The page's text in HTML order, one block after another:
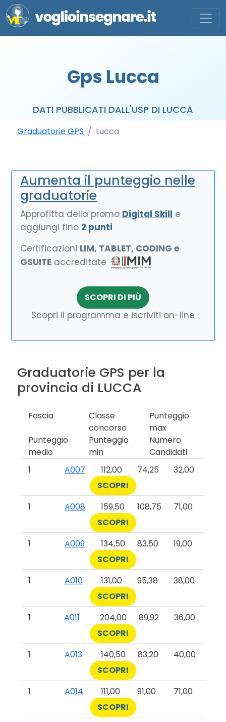
Gps Lucca
DATI PUBBLICATI DALL'USP DI LUCCA
Graduatorie GPS Lucca
Aumenta il punteggio nelle
graduatorie
Approfitta della promo Digital Skill e
aggiungi fino 2 punti
Certificazioni LIM, TABLET, CODING e
GSUITE accreditate
SCOPRI DI PIÙ
Scopri il programma e iscriviti on-line
Graduatorie GPS per la
provincia di LUCCA
Fascia
Classe
concorso
Punteggio
max
Punteggio
medio
Punteggio
min
Numero
Candidati
1
A007 112,00 74,25
32,00
SCOPRI
1
A008 159,50 108,75
71,00
SCOPRI
1
A009 134,50 83,50
19,00
SCOPRI
1
A010 131,00 95,38
38,00
SCOPRI
1
A011 204,00 89,92
36,00
SCOPRI
1
A013 140,50 83,20
40,00
SCOPRI
1
A014 111,00 91,00
71,00
SCOPRI